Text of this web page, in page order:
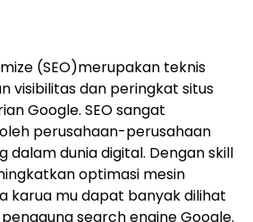
(SEO)merupakan teknis
visibilitas dan peringkat situs
Google. SEO sangat
perusahaan-perusahaan
dalam dunia digital. Dengan skill
optimasi mesin
karua mu dapat banyak dilihat
search engine Google.